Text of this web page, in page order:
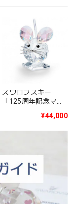
スワロフスキー
「125周年記念マウ
産品」5492742¥44,000